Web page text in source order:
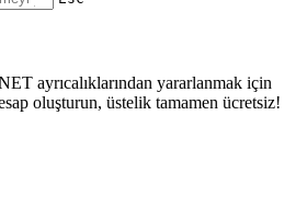
ayrıcalıklarından yararlanmak için
oluşturun, üstelik tamamen ücretsiz!